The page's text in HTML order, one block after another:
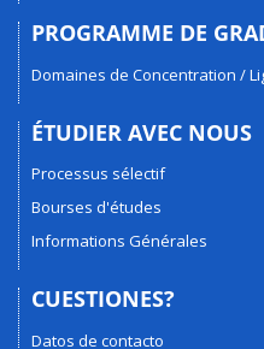
PROGRAMME DE
Domaines de Concentration /
ÉTUDIER AVEC NOUS
Processus sélectif
Bourses d'études
Informations Générales
CUESTIONES?
Datos de contacto